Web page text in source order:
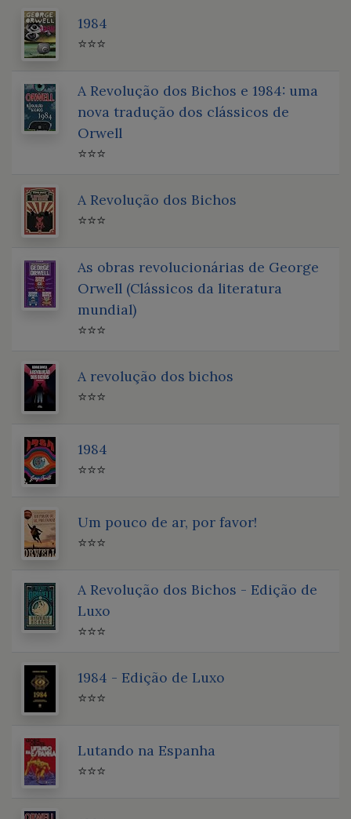
1984
⭐⭐⭐
A Revolução dos Bichos e 1984: uma
nova tradução dos clássicos de
Orwell
⭐⭐⭐
A Revolução dos Bichos
⭐⭐⭐
As obras revolucionárias de George
Orwell (Clássicos da literatura
mundial)
⭐⭐⭐
A revolução dos bichos
⭐⭐⭐
1984
⭐⭐⭐
Um pouco de ar, por favor!
⭐⭐⭐
A Revolução dos Bichos - Edição de
Luxo
⭐⭐⭐
1984 - Edição de Luxo
⭐⭐⭐
Lutando na Espanha
⭐⭐⭐